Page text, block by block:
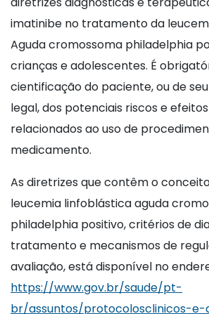
imatinibe no tratamento da
Aguda cromossoma philadelphia
crianças e adolescentes. É
cientificação do paciente, ou de
legal, dos potenciais riscos e
relacionados ao uso de
medicamento.
As diretrizes que contêm o
leucemia linfoblástica aguda
philadelphia positivo, critérios de
tratamento e mecanismos de
avaliação, está disponível no
https://www.gov.br/saude/pt-
br/assuntos/protocolosclinicos-e-